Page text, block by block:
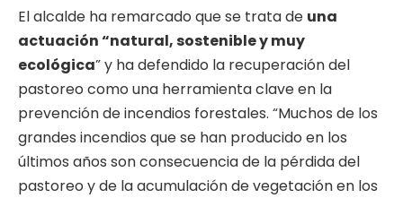
El alcalde ha remarcado que se trata de una
actuación “natural, sostenible y muy
ecológica” y ha defendido la recuperación del
pastoreo como una herramienta clave en la
prevención de incendios forestales. “Muchos de los
grandes incendios que se han producido en los
últimos años son consecuencia de la pérdida del
pastoreo y de la acumulación de vegetación en los